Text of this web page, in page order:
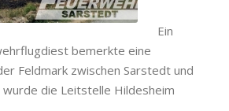
Ein
bemerkte eine
Feldmark zwischen Sarstedt und
wurde die Leitstelle Hildesheim